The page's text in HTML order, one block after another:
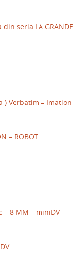
seria LA GRANDE
) Verbatim – Imation
– ROBOT
c – 8 MM – miniDV –